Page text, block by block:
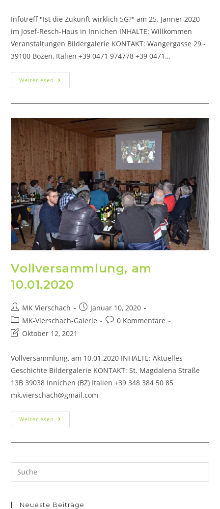
Infotreff "Ist die Zukunft wirklich 5G?" am 25. Jänner 2020
im Josef-Resch-Haus in Innichen INHALTE: Willkommen
Veranstaltungen Bildergalerie KONTAKT: Wangergasse 29 -
39100 Bozen, Italien +39 0471 974778 +39 0471…
Weiterlesen
Vollversammlung, am
10.01.2020
MK Vierschach
Januar 10, 2020
MK-Vierschach-Galerie
0 Kommentare
Oktober 12, 2021
Vollversammlung, am 10.01.2020 INHALTE: Aktuelles
Geschichte Bildergalerie KONTAKT: St. Magdalena Straße
13B 39038 Innichen (BZ) Italien +39 348 384 50 85
mk.vierschach@gmail.com
Weiterlesen
Neueste Beiträge